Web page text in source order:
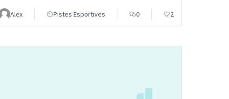
Alex Pistes Esportives 0 2